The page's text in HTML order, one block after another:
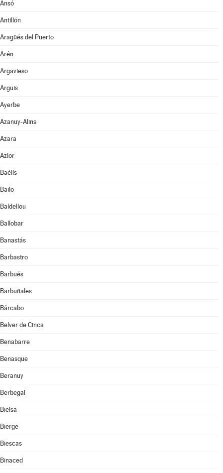
Ansó
Antillón
Aragüés del Puerto
Arén
Argavieso
Arguis
Ayerbe
Azanuy-Alins
Azara
Azlor
Baélls
Bailo
Baldellou
Ballobar
Banastás
Barbastro
Barbués
Barbuñales
Bárcabo
Belver de Cinca
Benabarre
Benasque
Beranuy
Berbegal
Bielsa
Bierge
Biescas
Binaced